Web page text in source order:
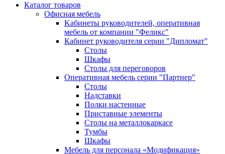
Каталог товаров
Офисная мебель
Kабинеты руководителей, оперативная
мебель от компании "Феликс"
Кабинет руководителя серии "Дипломат"
Столы
Шкафы
Столы для переговоров
Оперативная мебель серии "Партнер"
Столы
Надставки
Полки настенные
Приставные элементы
Столы на металлокаркасе
Тумбы
Шкафы
Мебель для персонала «Модификация»